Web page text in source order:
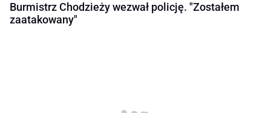
Burmistrz Chodzieży wezwał policję. "Zostałem
zaatakowany"